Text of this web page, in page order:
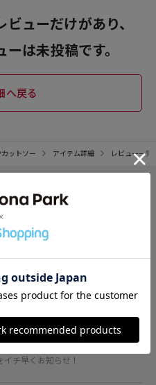
ューだけがあり、
は未投稿です。
ットソー アイテム詳細 レビュー一覧
チ早くお知らせ！